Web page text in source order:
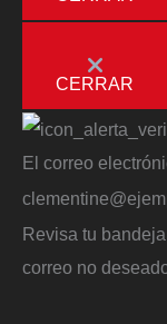
CERRAR
El correo
Revisa tu
correo no